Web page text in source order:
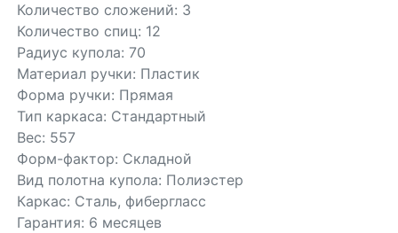
Количество сложений: 3
Количество спиц: 12
Радиус купола: 70
Материал ручки: Пластик
Форма ручки: Прямая
Тип каркаса: Стандартный
Вес: 557
Форм-фактор: Складной
Вид полотна купола: Полиэстер
Каркас: Сталь, фибергласс
Гарантия: 6 месяцев